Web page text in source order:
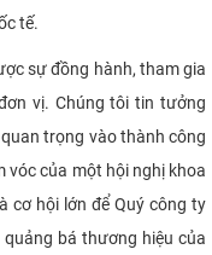
tế.
sự đồng hành, tham gia
vị. Chúng tôi tin tưởng
trọng vào thành công
vóc của một hội nghị khoa
cơ hội lớn để Quý công ty
bá thương hiệu của